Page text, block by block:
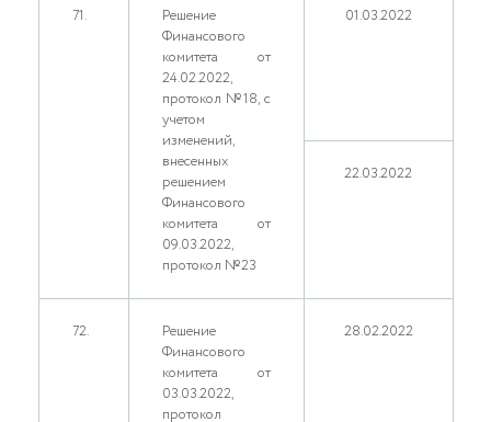
71.
Решение
Финансового
комитета от
24.02.2022,
протокол №18, с
учетом
изменений,
внесенных
решением
Финансового
комитета от
09.03.2022,
протокол №23
01.03.2022
22.03.2022
72.
Решение
Финансового
комитета от
03.03.2022,
протокол
28.02.2022